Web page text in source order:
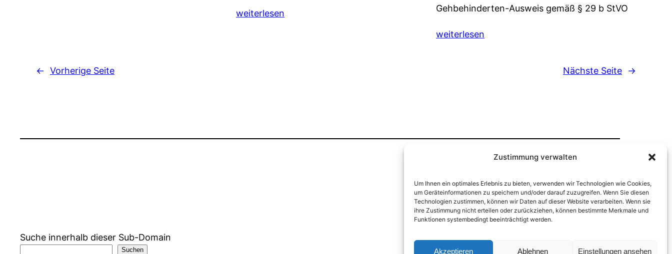
Zustimmung verwalten
Um Ihnen ein optimales Erlebnis zu bieten, verwenden wir Technologien wie Cookies,
um Geräteinformationen zu speichern und/oder darauf zuzugreifen. Wenn Sie diesen
Technologien zustimmen, können wir Daten auf dieser Website verarbeiten. Wenn sie
ihre Zustimmung nicht erteilen oder zurückziehen, können bestimmte Merkmale und
Funktionen systembedingt beeinträchtigt werden.
Akzeptieren Ablehnen Einstellungen ansehen
weiterlesen
Gehbehinderten-Ausweis gemäß § 29 b StVO
weiterlesen
← Vorherige Seite Nächste Seite →
Suche innerhalb dieser Sub-Domain
Suchen